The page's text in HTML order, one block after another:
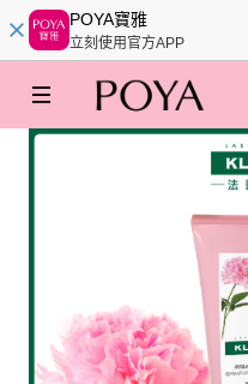
POYA寶雅
立刻使用官方APP